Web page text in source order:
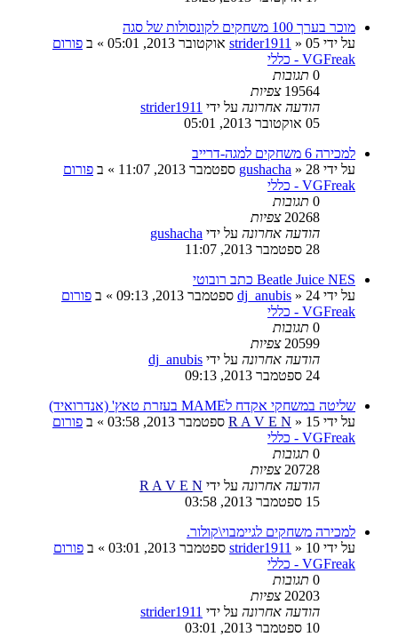
מוכר בערך 100 משחקים לקונסולות של סגה
על ידי
strider1911 » 05 אוקטובר 2013, 05:01 » ב פורום
VGFreak - כללי
0 תגובות
19564 צפיות
הודעה אחרונה על ידי strider1911
05 אוקטובר 2013, 05:01
למכירה 6 משחקים למגה-דרייב
על ידי
gushacha » 28 ספטמבר 2013, 11:07 » ב פורום
VGFreak - כללי
0 תגובות
20268 צפיות
הודעה אחרונה על ידי gushacha
28 ספטמבר 2013, 11:07
Beatle Juice NES כתב רובוטי
על ידי
dj_anubis » 24 ספטמבר 2013, 09:13 » ב פורום
VGFreak - כללי
0 תגובות
20599 צפיות
הודעה אחרונה על ידי dj_anubis
24 ספטמבר 2013, 09:13
שליטה במשחקי אקדח לMAME בעזרת טאץ' (אנדרואיד)
על ידי
R A V E N » 15 ספטמבר 2013, 03:58 » ב פורום
VGFreak - כללי
0 תגובות
20728 צפיות
הודעה אחרונה על ידי R A V E N
15 ספטמבר 2013, 03:58
למכירה משחקים לגיימבוי\קולור.
על ידי
strider1911 » 10 ספטמבר 2013, 03:01 » ב פורום
VGFreak - כללי
0 תגובות
20203 צפיות
הודעה אחרונה על ידי strider1911
10 ספטמבר 2013, 03:01